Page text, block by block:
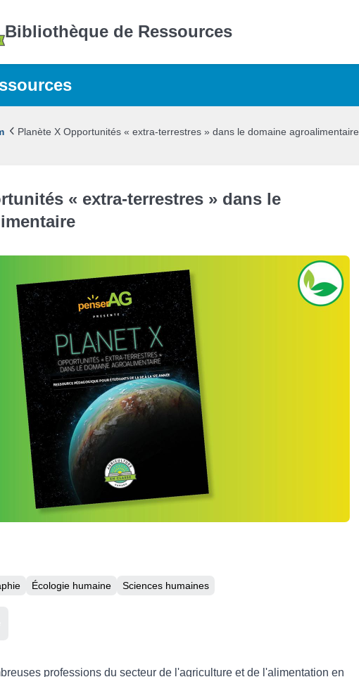
Bibliothèque de Ressources
Planète X Opportunités « extra-terrestres » dans le domaine agroalimentaire
« extra-terrestres » dans le
Écologie humaine Sciences humaines
professions du secteur de l'agriculture et de l'alimentation en